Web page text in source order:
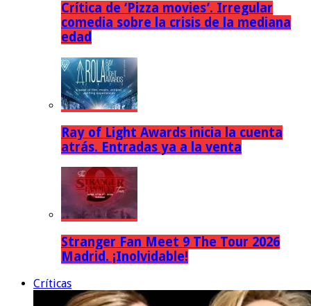
Crítica de ‘Pizza movies’. Irregular
comedia sobre la crisis de la mediana
edad
Ray of Light Awards inicia la cuenta
atrás. Entradas ya a la venta
Stranger Fan Meet 9 The Tour 2026
Madrid. ¡Inolvidable!
Críticas